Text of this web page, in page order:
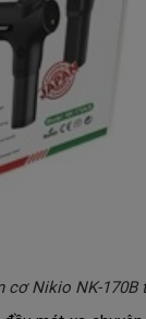
cơ Nikio NK-170B